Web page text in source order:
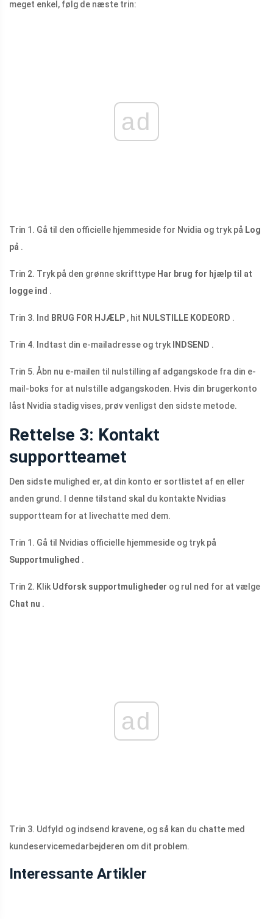
meget enkel, følg de næste trin:
ad
Trin 1. Gå til den officielle hjemmeside for Nvidia og tryk på Log
på .
Trin 2. Tryk på den grønne skrifttype Har brug for hjælp til at
logge ind .
Trin 3. Ind BRUG FOR HJÆLP , hit NULSTILLE KODEORD .
Trin 4. Indtast din e-mailadresse og tryk INDSEND .
Trin 5. Åbn nu e-mailen til nulstilling af adgangskode fra din e-
mail-boks for at nulstille adgangskoden. Hvis din brugerkonto
låst Nvidia stadig vises, prøv venligst den sidste metode.
Rettelse 3: Kontakt
supportteamet
Den sidste mulighed er, at din konto er sortlistet af en eller
anden grund. I denne tilstand skal du kontakte Nvidias
supportteam for at livechatte med dem.
Trin 1. Gå til Nvidias officielle hjemmeside og tryk på
Supportmulighed .
Trin 2. Klik Udforsk supportmuligheder og rul ned for at vælge
Chat nu .
ad
Trin 3. Udfyld og indsend kravene, og så kan du chatte med
kundeservicemedarbejderen om dit problem.
Interessante Artikler